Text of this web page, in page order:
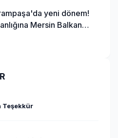
yeni dönem!
Mersin Balkan
Teşekkür